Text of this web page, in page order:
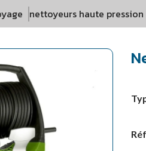
nettoyeurs haute pression